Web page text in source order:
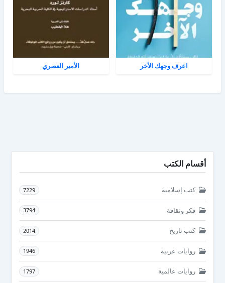
اعرف وجهك الأخر الأمير العصري
أقسام الكتب
كتب إسلامية 7229
فكر وثقافة 3794
كتب تاريخ 2014
روايات عربية 1946
روايات عالمية 1797